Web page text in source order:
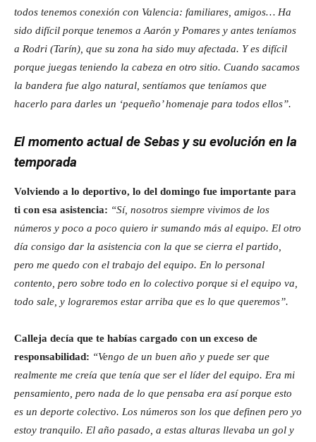
todos tenemos conexión con Valencia: familiares, amigos… Ha
sido difícil porque tenemos a Aarón y Pomares y antes teníamos
a Rodri (Tarín), que su zona ha sido muy afectada. Y es difícil
porque juegas teniendo la cabeza en otro sitio. Cuando sacamos
la bandera fue algo natural, sentíamos que teníamos que
hacerlo para darles un ‘pequeño’ homenaje para todos ellos”.
El momento actual de Sebas y su evolución en la
temporada
Volviendo a lo deportivo, lo del domingo fue importante para
ti con esa asistencia: “Sí, nosotros siempre vivimos de los
números y poco a poco quiero ir sumando más al equipo. El otro
día consigo dar la asistencia con la que se cierra el partido,
pero me quedo con el trabajo del equipo. En lo personal
contento, pero sobre todo en lo colectivo porque si el equipo va,
todo sale, y lograremos estar arriba que es lo que queremos”.
Calleja decía que te habías cargado con un exceso de
responsabilidad: “Vengo de un buen año y puede ser que
realmente me creía que tenía que ser el líder del equipo. Era mi
pensamiento, pero nada de lo que pensaba era así porque esto
es un deporte colectivo. Los números son los que definen pero yo
estoy tranquilo. El año pasado, a estas alturas llevaba un gol y